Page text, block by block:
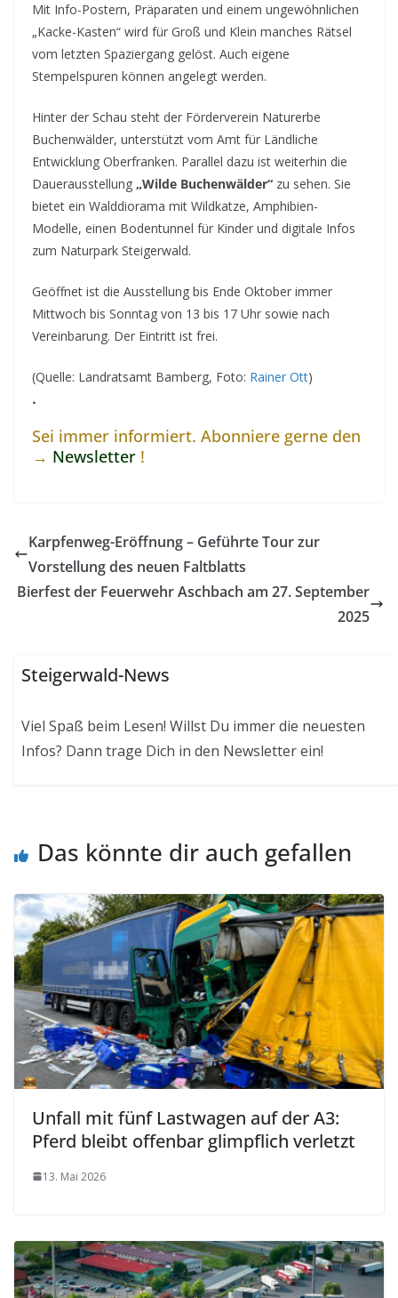
Mit Info-Postern, Präparaten und einem ungewöhnlichen
„Kacke-Kasten“ wird für Groß und Klein manches Rätsel
vom letzten Spaziergang gelöst. Auch eigene
Stempelspuren können angelegt werden.
Hinter der Schau steht der Förderverein Naturerbe
Buchenwälder, unterstützt vom Amt für Ländliche
Entwicklung Oberfranken. Parallel dazu ist weiterhin die
Dauerausstellung „Wilde Buchenwälder“ zu sehen. Sie
bietet ein Walddiorama mit Wildkatze, Amphibien-
Modelle, einen Bodentunnel für Kinder und digitale Infos
zum Naturpark Steigerwald.
Geöffnet ist die Ausstellung bis Ende Oktober immer
Mittwoch bis Sonntag von 13 bis 17 Uhr sowie nach
Vereinbarung. Der Eintritt ist frei.
(Quelle: Landratsamt Bamberg, Foto: Rainer Ott)
.
Sei immer informiert. Abonniere gerne den
→ Newsletter !
Karpfenweg-Eröffnung – Geführte Tour zur
Vorstellung des neuen Faltblatts
Bierfest der Feuerwehr Aschbach am 27. September
2025
Steigerwald-News
Viel Spaß beim Lesen! Willst Du immer die neuesten
Infos? Dann trage Dich in den Newsletter ein!
Das könnte dir auch gefallen
Unfall mit fünf Lastwagen auf der A3:
Pferd bleibt offenbar glimpflich verletzt
13. Mai 2026